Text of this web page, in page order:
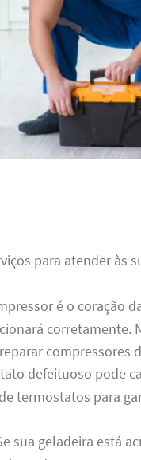
para atender às
é o coração
corretamente.
compressores
defeituoso pode
termostatos para
sua geladeira está